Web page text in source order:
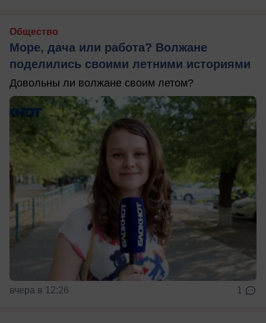
Общество
Море, дача или работа? Волжане
поделились своими летними историями
Довольны ли волжане своим летом?
вчера в 12:26 1